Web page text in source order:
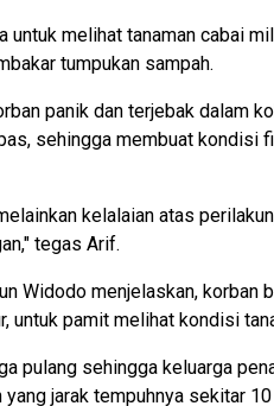
untuk melihat tanaman cabai
tumpukan sampah.
panik dan terjebak dalam
sehingga membuat kondisi
kelalaian atas
tegas Arif.
Widodo menjelaskan, korban
untuk pamit melihat kondisi
pulang sehingga keluarga
jarak tempuhnya sekitar